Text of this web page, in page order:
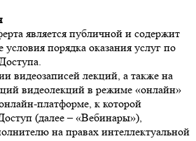
является публичной и содержит
условия порядка оказания услуг по
видеозаписей лекций, а также на
видеолекций в режиме «онлайн»
платформе, к которой
(далее – «Вебинары»),
на правах интеллектуальной